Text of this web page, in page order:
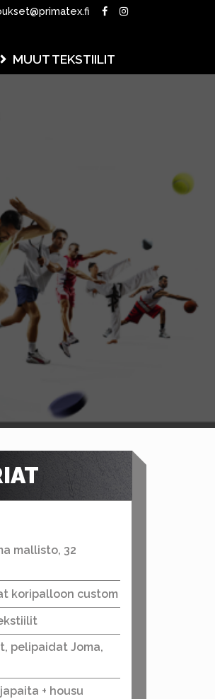
MUUT TEKSTIILIT
mallisto, 32
koripalloon custom
pelipaidat Joma,
+ housu